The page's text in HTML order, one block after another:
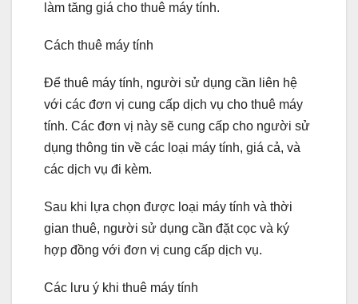
làm tăng giá cho thuê máy tính.
Cách thuê máy tính
Để thuê máy tính, người sử dụng cần liên hệ
với các đơn vị cung cấp dịch vụ cho thuê máy
tính. Các đơn vị này sẽ cung cấp cho người sử
dụng thông tin về các loại máy tính, giá cả, và
các dịch vụ đi kèm.
Sau khi lựa chọn được loại máy tính và thời
gian thuê, người sử dụng cần đặt cọc và ký
hợp đồng với đơn vị cung cấp dịch vụ.
Các lưu ý khi thuê máy tính